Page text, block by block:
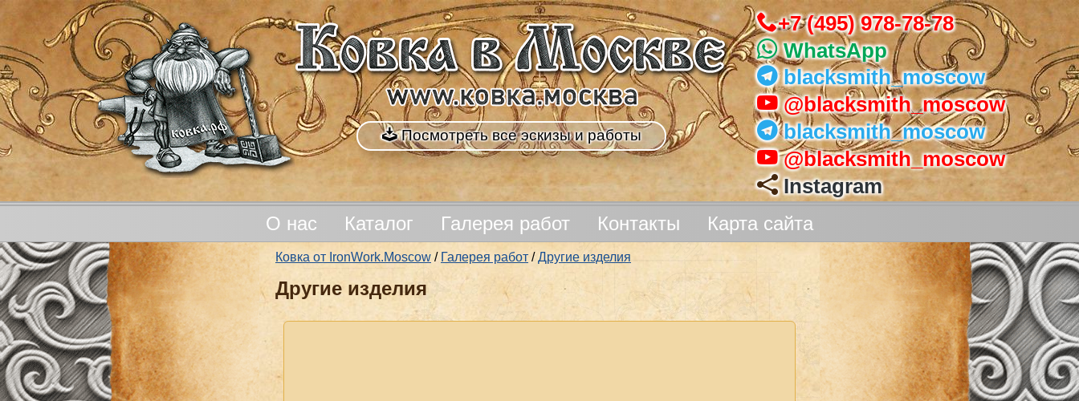
Посмотреть все эскизы и работы
+7 (495) 978-78-78
WhatsApp
blacksmith_moscow
@blacksmith_moscow
blacksmith_moscow
@blacksmith_moscow
Instagram
О нас Каталог Галерея работ Контакты Карта сайта
Ковка от IronWork.Moscow / Галерея работ /Другие изделия
Другие изделия